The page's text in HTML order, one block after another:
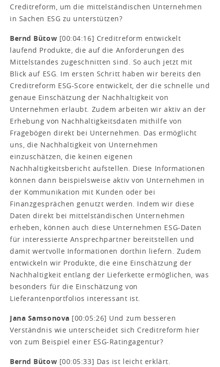
Creditreform, um die mittelständischen Unternehmen
in Sachen ESG zu unterstützen?
Bernd Bütow [00:04:16] Creditreform entwickelt
laufend Produkte, die auf die Anforderungen des
Mittelstandes zugeschnitten sind. So auch jetzt mit
Blick auf ESG. Im ersten Schritt haben wir bereits den
Creditreform ESG-Score entwickelt, der die schnelle und
genaue Einschätzung der Nachhaltigkeit von
Unternehmen erlaubt. Zudem arbeiten wir aktiv an der
Erhebung von Nachhaltigkeitsdaten mithilfe von
Fragebögen direkt bei Unternehmen. Das ermöglicht
uns, die Nachhaltigkeit von Unternehmen
einzuschätzen, die keinen eigenen
Nachhaltigkeitsbericht aufstellen. Diese Informationen
können dann beispielsweise aktiv von Unternehmen in
der Kommunikation mit Kunden oder bei
Finanzgesprächen genutzt werden. Indem wir diese
Daten direkt bei mittelständischen Unternehmen
erheben, können auch diese Unternehmen ESG-Daten
für interessierte Ansprechpartner bereitstellen und
damit wertvolle Informationen dorthin liefern. Zudem
entwickeln wir Produkte, die eine Einschätzung der
Nachhaltigkeit entlang der Lieferkette ermöglichen, was
besonders für die Einschätzung von
Lieferantenportfolios interessant ist.
Jana Samsonova [00:05:26] Und zum besseren
Verständnis wie unterscheidet sich Creditreform hier
von zum Beispiel einer ESG-Ratingagentur?
Bernd Bütow [00:05:33] Das ist leicht erklärt.